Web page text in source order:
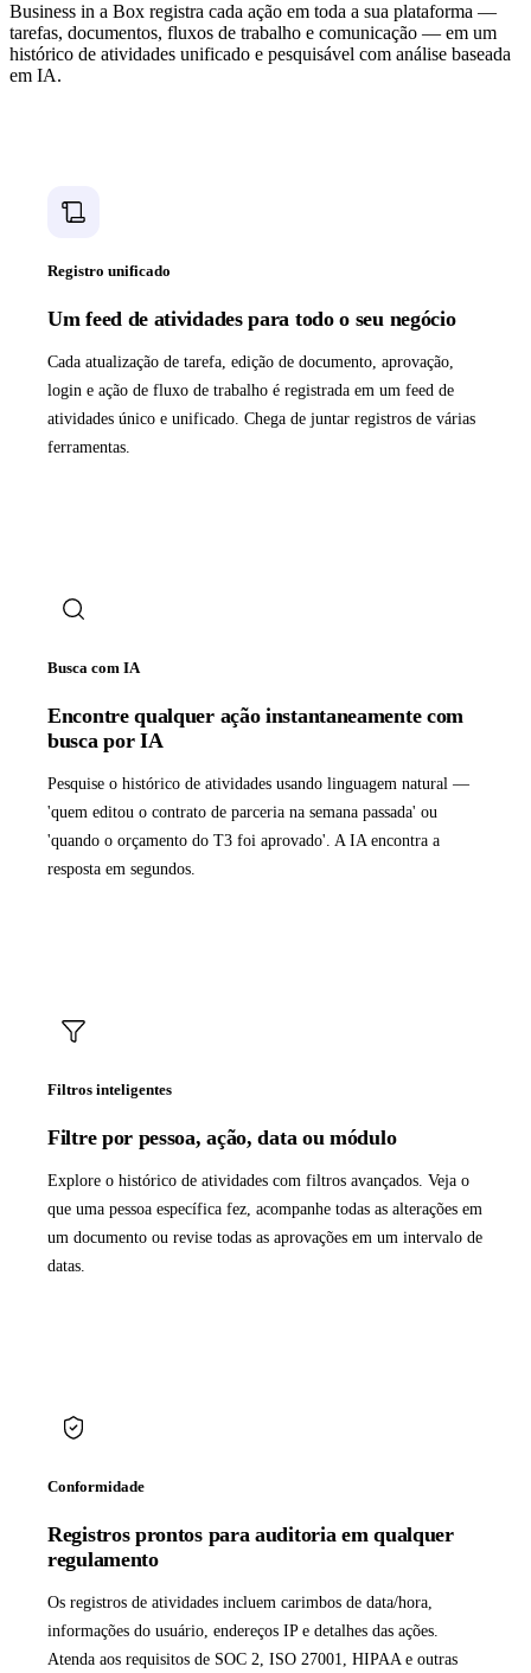
Business in a Box registra cada ação em toda a sua plataforma —
tarefas, documentos, fluxos de trabalho e comunicação — em um
histórico de atividades unificado e pesquisável com análise baseada
em IA.
Registro unificado
Um feed de atividades para todo o seu negócio
Cada atualização de tarefa, edição de documento, aprovação,
login e ação de fluxo de trabalho é registrada em um feed de
atividades único e unificado. Chega de juntar registros de várias
ferramentas.
Busca com IA
Encontre qualquer ação instantaneamente com
busca por IA
Pesquise o histórico de atividades usando linguagem natural —
'quem editou o contrato de parceria na semana passada' ou
'quando o orçamento do T3 foi aprovado'. A IA encontra a
resposta em segundos.
Filtros inteligentes
Filtre por pessoa, ação, data ou módulo
Explore o histórico de atividades com filtros avançados. Veja o
que uma pessoa específica fez, acompanhe todas as alterações em
um documento ou revise todas as aprovações em um intervalo de
datas.
Conformidade
Registros prontos para auditoria em qualquer
regulamento
Os registros de atividades incluem carimbos de data/hora,
informações do usuário, endereços IP e detalhes das ações.
Atenda aos requisitos de SOC 2, ISO 27001, HIPAA e outras